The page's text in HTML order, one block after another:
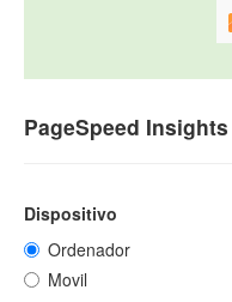
PageSpeed Insights
Dispositivo
Ordenador
Movil